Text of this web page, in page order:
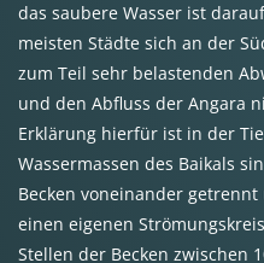
das saubere Wasser ist
meisten Städte sich an der
zum Teil sehr belastenden
und den Abfluss der Angara
Erklärung hierfür ist in der
Wassermassen des Baikals
Becken voneinander
einen eigenen
Stellen der Becken zwischen